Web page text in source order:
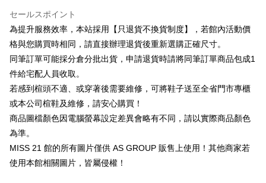
HSBC(台湾)商業銀行
聯邦商業銀行
遠東国際商業銀行
玉山商業銀行
星展(台湾)商業銀行
台新國際商業銀行
中国信託商業銀行
台湾楽天クレジットカード会社
台湾中小企業銀行
HSBC(台湾)商業銀行
華泰商業銀行
聯邦商業銀行
遠東国際商業銀行
元大商業銀行
永豐商業銀行
台新國際商業銀行
台湾楽天クレジットカード会社
上海商業儲蓄銀行
台湾中小企業銀行
台中商業銀行
HSBC(台湾)商業銀行
華泰商業銀行
聯邦商業銀行
遠東国際商業銀行
元大商業銀行
玉山商業銀行
星展(台湾)商業銀行
台湾楽天クレジットカード会社
Apple Pay
JKOPAY
Easy Wallet
Google Pay
ATM払い
代金引換
配送方法
付款後全家取貨-固定運費
セールスポイント
為提升服務效率，本站採用【只退貨不換貨制度】，若館內活動價
格與您購買時相同，請直接辦理退貨後重新選購正確尺寸。
同筆訂單可能採分倉分批出貨，申請退貨時請將同筆訂單商品包成1
件給宅配人員收取。
若感到楦頭不適、或穿著後需要維修，可將鞋子送至全省門市專櫃
或本公司楦鞋及維修，請安心購買！
商品圖檔顏色因電腦螢幕設定差異會略有不同，請以實際商品顏色
為準。
MISS 21 館的所有圖片僅供 AS GROUP 販售上使用！其他商家若
使用本館相關圖片，皆屬侵權！